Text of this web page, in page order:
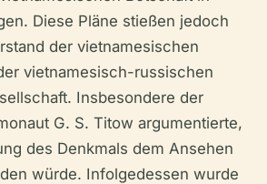
Diese Pläne stießen jedoch
der vietnamesischen
vietnamesisch-russischen
Insbesondere der
G. S. Titow argumentierte,
des Denkmals dem Ansehen
würde. Infolgedessen wurde